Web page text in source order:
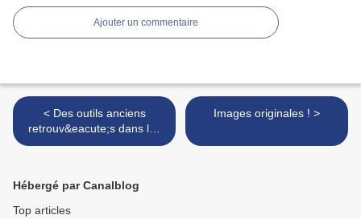
Ajouter un commentaire
< Des outils anciens
retrouv&eacute;s dans les
glaces
Images originales ! >
Hébergé par Canalblog
Top articles